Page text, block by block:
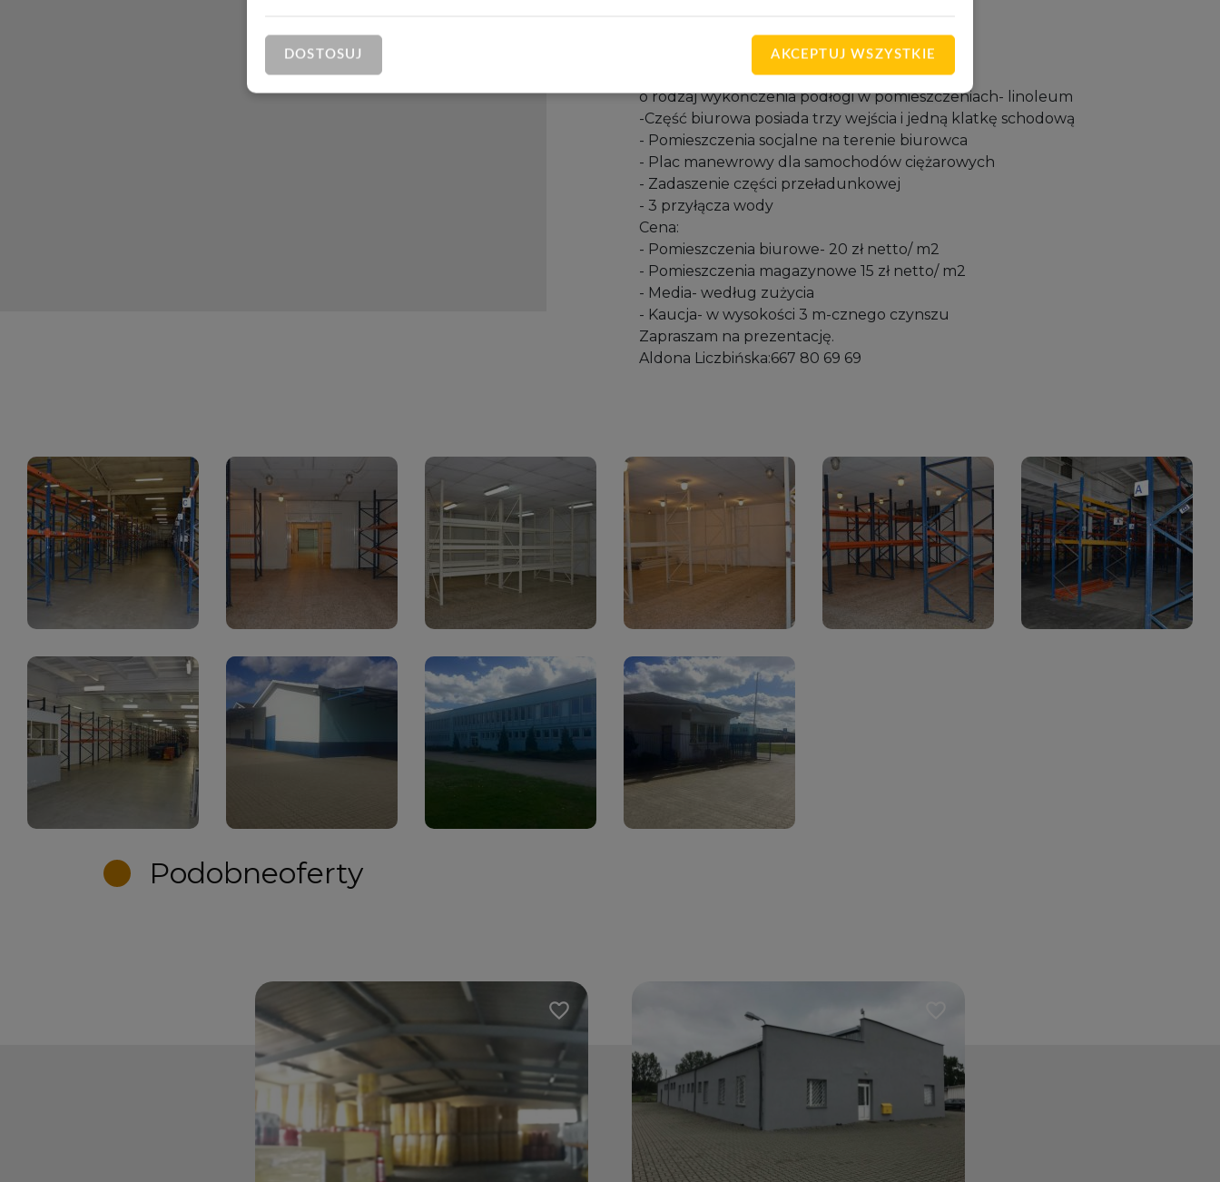
DOSTOSUJ AKCEPTUJ WSZYSTKIE
Ogólne parametry obiektu:
- Wykończenie biur
o ściany: karton- gips i włókno szklane,
o rodzaj wykończenia podłogi w pomieszczeniach- linoleum
-Część biurowa posiada trzy wejścia i jedną klatkę schodową
- Pomieszczenia socjalne na terenie biurowca
- Plac manewrowy dla samochodów ciężarowych
- Zadaszenie części przeładunkowej
- 3 przyłącza wody
Cena:
- Pomieszczenia biurowe- 20 zł netto/ m2
- Pomieszczenia magazynowe 15 zł netto/ m2
- Media- według zużycia
- Kaucja- w wysokości 3 m-cznego czynszu
Zapraszam na prezentację.
Aldona Liczbińska:667 80 69 69
Podobneoferty
Dodaj do ulubionych